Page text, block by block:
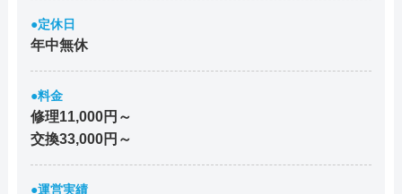
●定休日
年中無休
●料金
修理11,000円～
交換33,000円～
●運営実績